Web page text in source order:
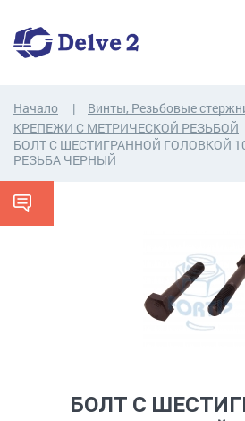
Начало
Винты, Резьбовые
КРЕПЕЖИ С МЕТРИЧЕСКОЙ РЕЗЬБОЙ
БОЛТ С ШЕСТИГРАННОЙ ГОЛОВКОЙ
РЕЗЬБА ЧЕРНЫЙ
БОЛТ С